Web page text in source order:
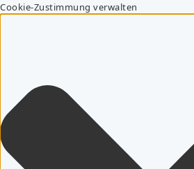
Cookie-Zustimmung verwalten